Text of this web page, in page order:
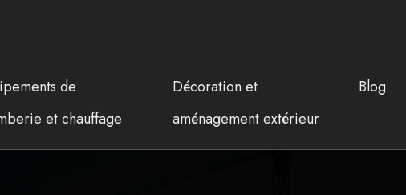
de
et chauffage
Décoration et
aménagement extérieur
Blog